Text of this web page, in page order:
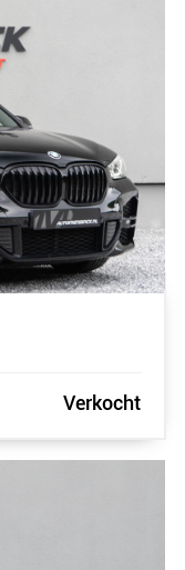
Verkocht